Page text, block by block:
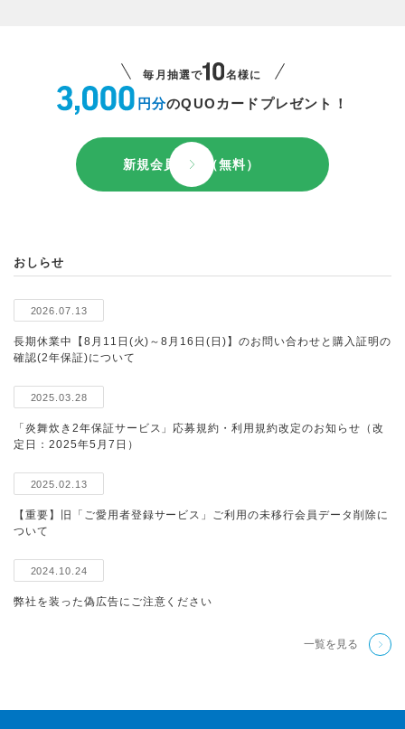
毎月抽選で 名様に
円分のQUOカードプレゼント！
新規会員登録（無料）
おしらせ
2026.07.13
長期休業中【8月11日(火)～8月16日(日)】のお問い合わせと購入証明の
確認(2年保証)について
2025.03.28
「炎舞炊き2年保証サービス」応募規約・利用規約改定のお知らせ（改
定日：2025年5月7日）
2025.02.13
【重要】旧「ご愛用者登録サービス」ご利用の未移行会員データ削除に
ついて
2024.10.24
弊社を装った偽広告にご注意ください
一覧を見る